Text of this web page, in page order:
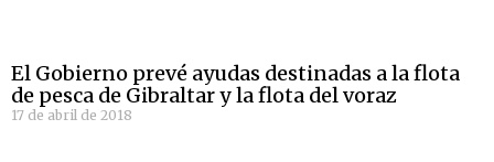
El Gobierno prevé ayudas destinadas a la flota
de pesca de Gibraltar y la flota del voraz
17 de abril de 2018